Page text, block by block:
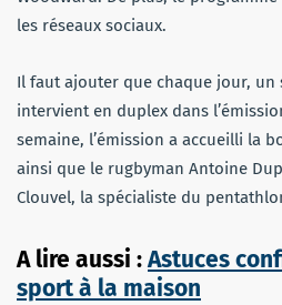
les réseaux sociaux.
Il faut ajouter que chaque jour,
intervient en duplex dans
semaine, l’émission a accueilli la
ainsi que le rugbyman Antoine
Clouvel, la spécialiste du
A lire aussi :Astuces
sport à la maison